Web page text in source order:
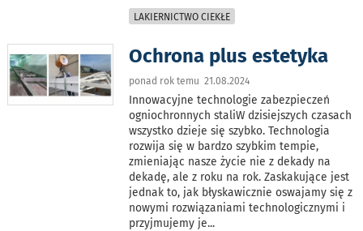
LAKIERNICTWO CIEKŁE
Ochrona plus estetyka
ponad rok temu 21.08.2024
Innowacyjne technologie zabezpieczeń
ogniochronnych staliW dzisiejszych czasach
wszystko dzieje się szybko. Technologia
rozwija się w bardzo szybkim tempie,
zmieniając nasze życie nie z dekady na
dekadę, ale z roku na rok. Zaskakujące jest
jednak to, jak błyskawicznie oswajamy się z
nowymi rozwiązaniami technologicznymi i
przyjmujemy je...